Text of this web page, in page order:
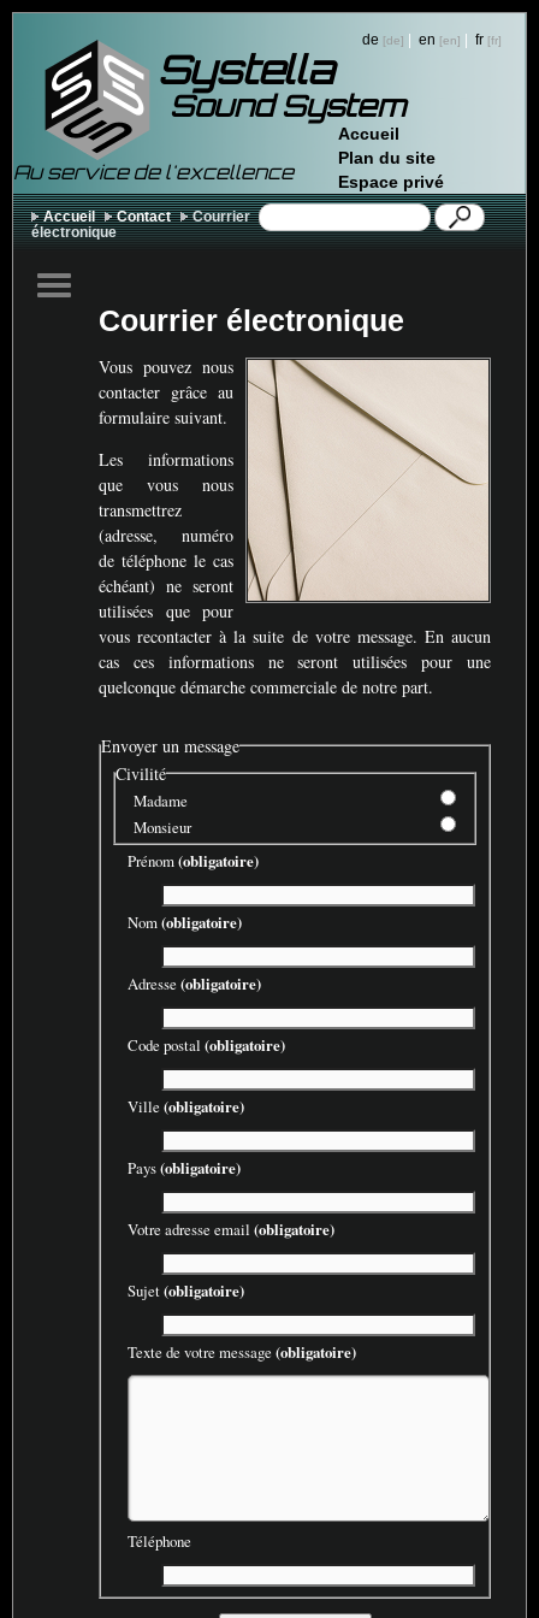
Systella
Au service de l'excellence
Sound System
de | en | fr
Accueil
Plan du site
Espace privé
Accueil Contact
Courrier
électronique
Courrier électronique
Vous pouvez nous
contacter grâce au
formulaire suivant.
Les informations
que vous nous
transmettrez
(adresse, numéro
de téléphone le cas
échéant) ne seront
utilisées que pour
vous recontacter à la suite de votre message. En aucun
cas ces informations ne seront utilisées pour une
quelconque démarche commerciale de notre part.
Envoyer un message
Civilité
Madame
Monsieur
Prénom(obligatoire)
Nom(obligatoire)
Adresse(obligatoire)
Code postal(obligatoire)
Ville(obligatoire)
Pays(obligatoire)
Votre adresse email(obligatoire)
Sujet(obligatoire)
Texte de votre message(obligatoire)
Téléphone